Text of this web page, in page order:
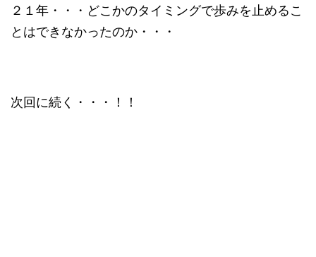
２１年・・・どこかのタイミングで歩みを止めるこ
とはできなかったのか・・・
次回に続く・・・！！